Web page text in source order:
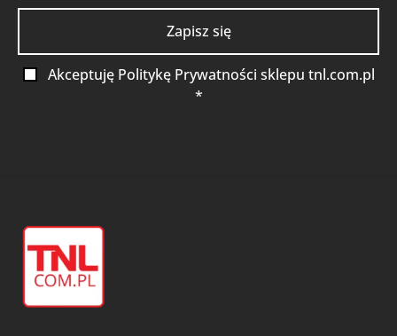
Akceptuję Politykę Prywatności sklepu tnl.com.pl
*